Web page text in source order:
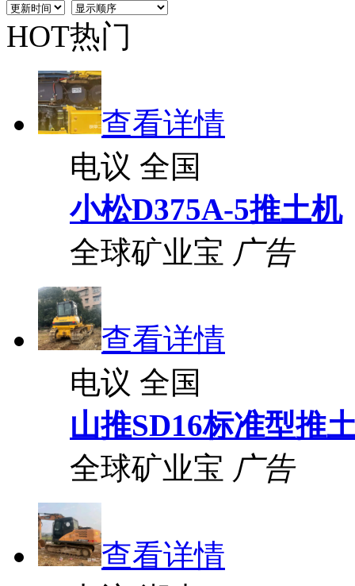
HOT热门
查看详情
电议 全国
小松D375A-5推土机
全球矿业宝 广告
查看详情
电议 全国
山推SD16标准型推
全球矿业宝 广告
查看详情